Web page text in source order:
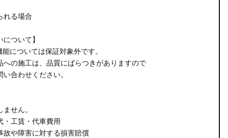
れる場合
ついて】
については保証対象外です。
の施工は、品質にばらつきがありますので
合わせください。
せん。
・工賃・代車費用
故や障害に対する損害賠償